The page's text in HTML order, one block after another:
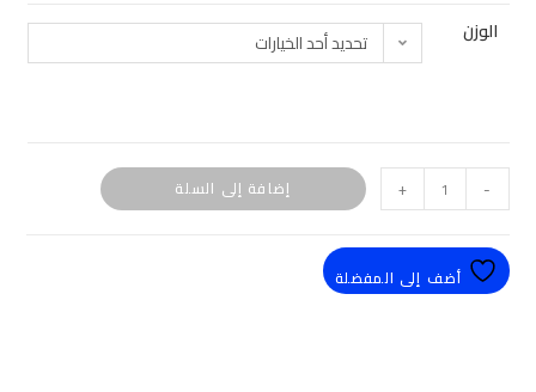
الوزن تحديد أحد الخيارات
-
+ إضافة إلى السلة
أضف إلى المفضلة